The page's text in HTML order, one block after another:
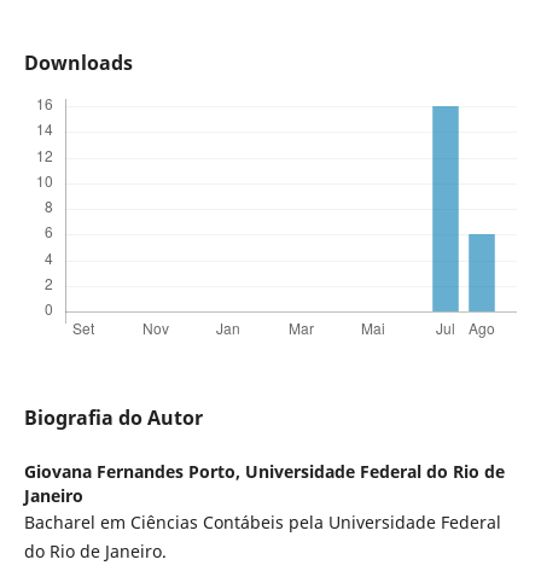
Downloads
Biografia do Autor
Giovana Fernandes Porto, Universidade Federal do Rio de
Janeiro
Bacharel em Ciências Contábeis pela Universidade Federal
do Rio de Janeiro.